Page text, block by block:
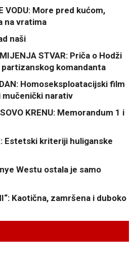
VODU: More pred kućom,
na vratima
naši
STVAR: Priča o Hodži
komandanta
Homoseksploatacijski film
narativ
KRENU: Memorandum 1 i
Estetski kriteriji huliganske
Westu ostala je samo
Kaotična, zamršena i duboko